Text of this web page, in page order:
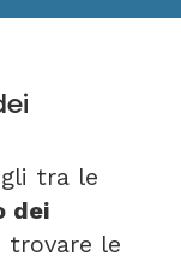
tra le
dei
trovare le